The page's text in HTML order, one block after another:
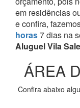
em residências
e confira,
horas7 dias na
Aluguel Vila
ÁREA
Confira abaixo